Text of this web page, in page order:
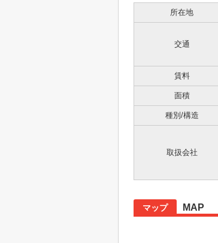
所在地
交通
賃料
面積
種別/構造
取扱会社
マップ MAP